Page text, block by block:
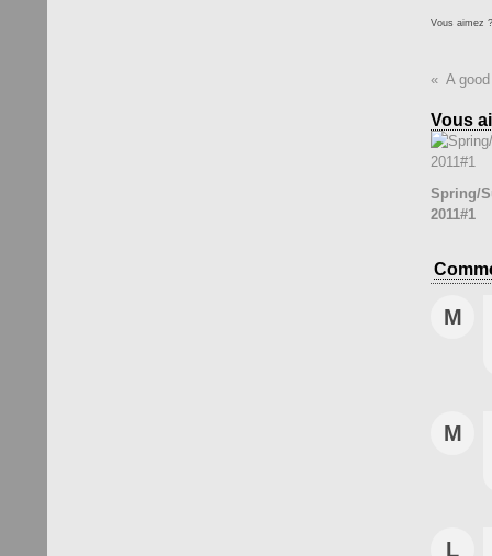
Vous aimez
A
Vous
Spring/
2011#1
M
M
L